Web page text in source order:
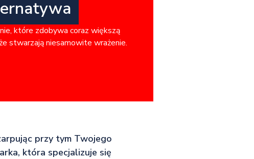
które zdobywa coraz większą
stwarzają niesamowite wrażenie.
przy tym Twojego
która specjalizuje się